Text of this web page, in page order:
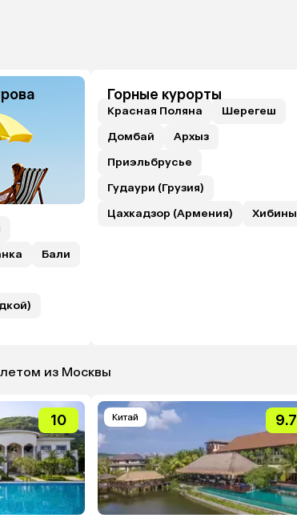
Бали
Горные курорты
Красная Поляна
Шерегеш
Домбай
Архыз
Приэльбрусье
Гудаури (Грузия)
Цахкадзор (Армения)
Хибины
из Москвы
10 Китай 9.7